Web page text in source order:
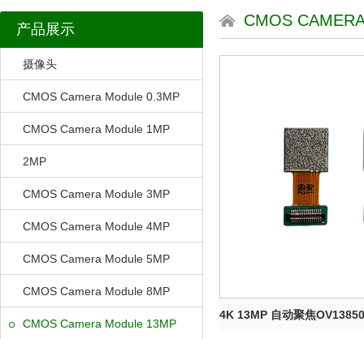
产品展示
摄像头
CMOS Camera Module 0.3MP
CMOS Camera Module 1MP
2MP
CMOS Camera Module 3MP
CMOS Camera Module 4MP
CMOS Camera Module 5MP
CMOS Camera Module 8MP
CMOS Camera Module 13MP
CMOS
4K 13MP 自动聚焦